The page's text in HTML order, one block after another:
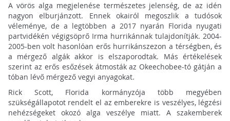
A vörös alga megjelenése természetes jelenség, de az idén
nagyon elburjánzott. Ennek okairól megoszlik a tudósok
véleménye, de a legtöbben a 2017 nyarán Florida nyugati
partvidékén végigsöprő Irma hurrikánnak tulajdonítják. 2004-
2005-ben volt hasonlóan erős hurrikánszezon a térségben, és
a mérgező algák akkor is elszaporodtak. Más értékelések
szerint az erős esőzések átmosták az Okeechobee-tó gátján a
tóban lévő mérgező vegyi anyagokat.
Rick Scott, Florida kormányzója több megyében
szükségállapotot rendelt el az emberekre is veszélyes, légzési
nehézségeket okozó alga veszélye miatt. A szakemberek